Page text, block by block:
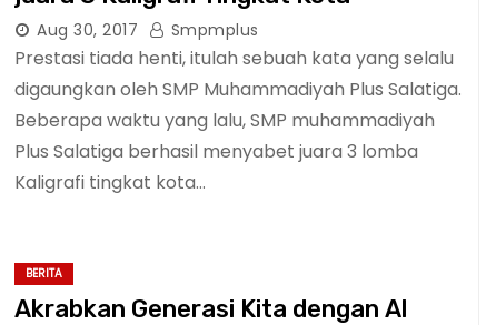
Aug 30, 2017 Smpmplus
Prestasi tiada henti, itulah sebuah kata yang selalu
digaungkan oleh SMP Muhammadiyah Plus Salatiga.
Beberapa waktu yang lalu, SMP muhammadiyah
Plus Salatiga berhasil menyabet juara 3 lomba
Kaligrafi tingkat kota…
BERITA
Akrabkan Generasi Kita dengan Al